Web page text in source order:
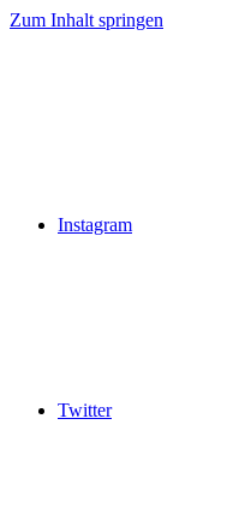
Zum Inhalt springen
Instagram
Twitter